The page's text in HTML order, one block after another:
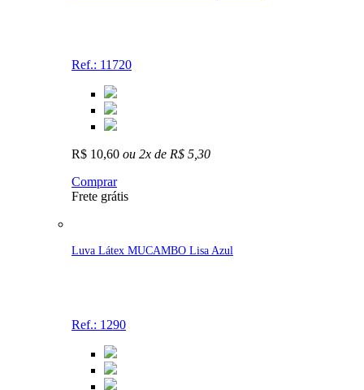
Ref.: 11720
R$ 10,60 ou 2x de R$ 5,30
Comprar
Frete grátis
Luva Látex MUCAMBO Lisa Azul
Ref.: 1290